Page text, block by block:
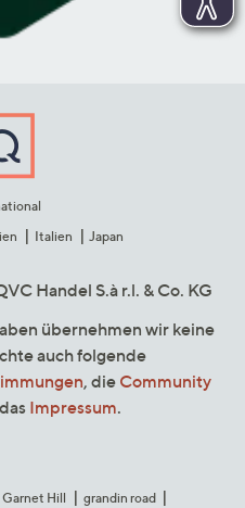
Italien Japan
Handel S.à r.l. & Co. KG
übernehmen wir keine
auch folgende
, die Community
Impressum.
Garnet Hill
grandin road